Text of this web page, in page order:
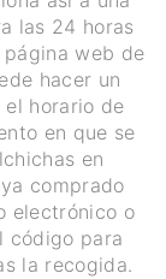
las 24 horas
web de
hacer un
horario de
en que se
en
comprado
electrónico o
código para
la recogida.